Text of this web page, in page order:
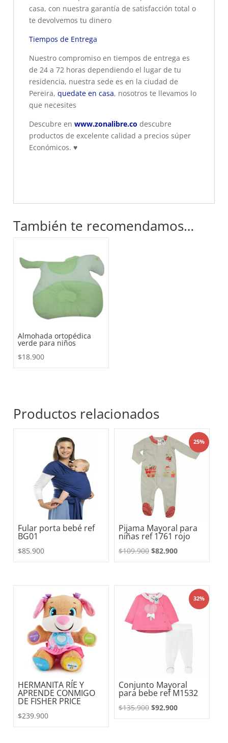
casa, con nuestra garantía de satisfacción total o
te devolvemos tu dinero
Tiempos de Entrega
Nuestro compromiso en tiempos de entrega es
de 24 a 72 horas dependiendo el lugar de tu
residencia, nuestra sede es en la ciudad de
Pereira, quedate en casa, nosotros te llevamos lo
que necesites
Descubre en www.zonalibre.co descubre
productos de excelente calidad a precios súper
Económicos. ♥
También te recomendamos…
Almohada ortopédica
verde para niños
$18.900
Productos relacionados
Fular porta bebé ref
BG01
$85.900
25%
Pijama Mayoral para
niñas ref 1761 rojo
$109.900 El
precio
$109.900.
$82.900El
precio
$82.900.
HERMANITA RÍE Y
APRENDE CONMIGO
DE FISHER PRICE
$239.900
32%
Conjunto Mayoral
para bebe ref M1532
$135.900 El
precio
$92.900El
precio